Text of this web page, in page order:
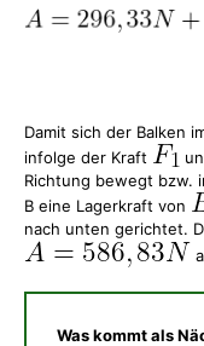
Damit sich der Balken
infolge der Kraft
Richtung bewegt bzw.
B eine Lagerkraft von
nach unten gerichtet.
Was kommt als